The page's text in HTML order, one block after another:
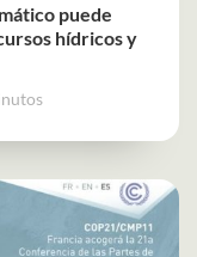
puede
hídricos y